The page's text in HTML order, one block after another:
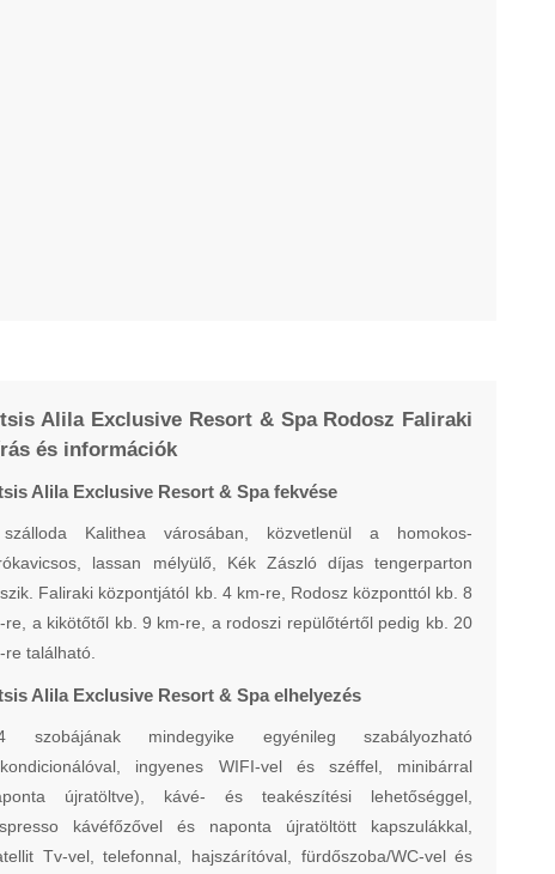
Alila Exclusive Resort & Spa Rodosz Faliraki
és információk
Alila Exclusive Resort & Spa fekvése
Kalithea városában, közvetlenül a homokos-
lassan mélyülő, Kék Zászló díjas tengerparton
Faliraki központjától kb. 4 km-re, Rodosz központtól kb. 8
re, a kikötőtől kb. 9 km-re, a rodoszi repülőtértől pedig kb. 20
re található.
Alila Exclusive Resort & Spa elhelyezés
szobájának mindegyike egyénileg szabályozható
ingyenes WIFI-vel és széffel, minibárral
újratöltve), kávé- és teakészítési lehetőséggel,
kávéfőzővel és naponta újratöltött kapszulákkal,
Tv-vel, telefonnal, hajszárítóval, fürdőszoba/WC-vel és